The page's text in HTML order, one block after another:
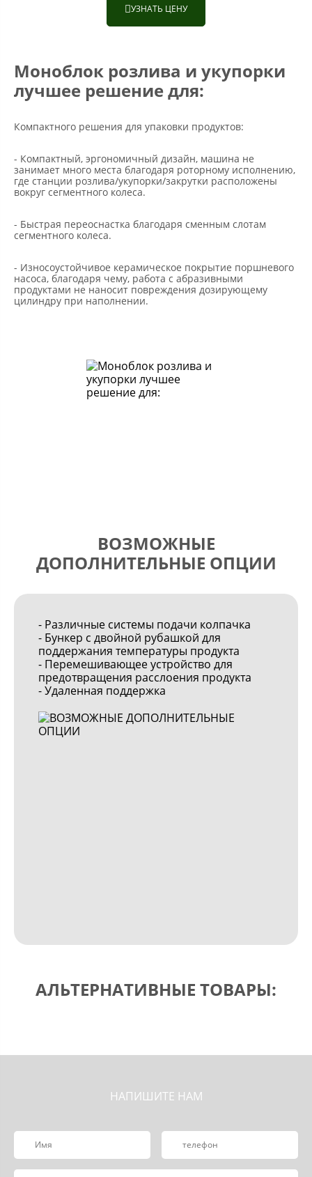
УЗНАТЬ ЦЕНУ
Моноблок розлива и укупорки
лучшее решение для:
Компактного решения для упаковки продуктов:
- Компактный, эргономичный дизайн, машина не
занимает много места благодаря роторному исполнению,
где станции розлива/укупорки/закрутки расположены
вокруг сегментного колеса.
- Быстрая переоснастка благодаря сменным слотам
сегментного колеса.
- Износоустойчивое керамическое покрытие поршневого
насоса, благодаря чему, работа с абразивными
продуктами не наносит повреждения дозирующему
цилиндру при наполнении.
ВОЗМОЖНЫЕ
ДОПОЛНИТЕЛЬНЫЕ ОПЦИИ
- Различные системы подачи колпачка
- Бункер с двойной рубашкой для
поддержания температуры продукта
- Перемешивающее устройство для
предотвращения расслоения продукта
- Удаленная поддержка
АЛЬТЕРНАТИВНЫЕ ТОВАРЫ:
НАПИШИТЕ НАМ